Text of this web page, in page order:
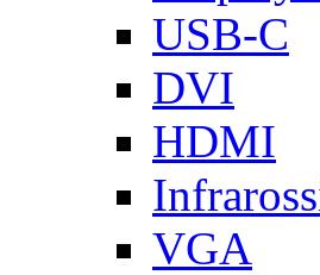
USB-C
DVI
HDMI
VGA